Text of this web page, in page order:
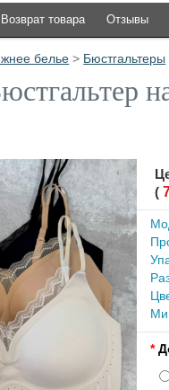
Возврат товара Отзывы
белье > Бюстгальтеры
(
*